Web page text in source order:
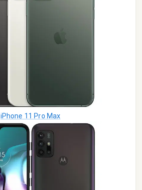
iPhone 11 Pro Max